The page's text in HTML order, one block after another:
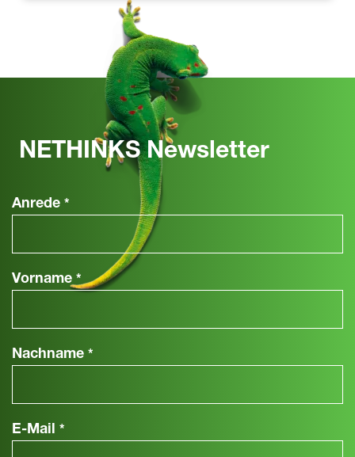
NETHINKS Newsletter
Anrede *
Vorname *
Nachname *
E-Mail *